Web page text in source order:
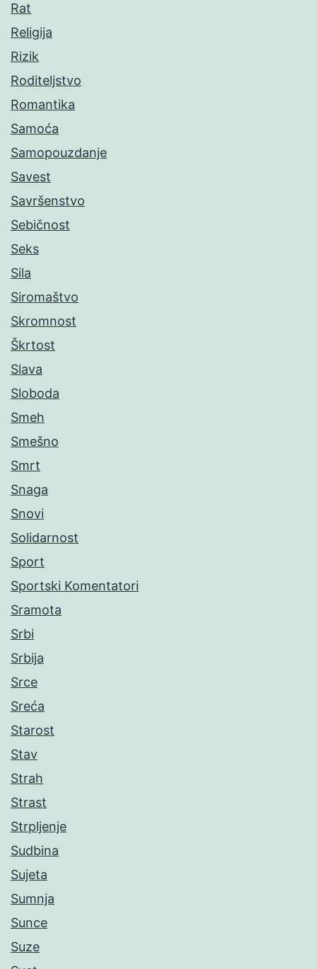
Rat
Religija
Rizik
Roditeljstvo
Romantika
Samoća
Samopouzdanje
Savest
Savršenstvo
Sebičnost
Seks
Sila
Siromaštvo
Skromnost
Škrtost
Slava
Sloboda
Smeh
Smešno
Smrt
Snaga
Snovi
Solidarnost
Sport
Sportski Komentatori
Sramota
Srbi
Srbija
Srce
Sreća
Starost
Stav
Strah
Strast
Strpljenje
Sudbina
Sujeta
Sumnja
Sunce
Suze